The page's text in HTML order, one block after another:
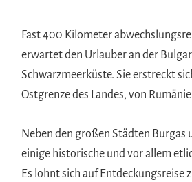
Fast 400 Kilometer
erwartet den Urlauber an der
Schwarzmeerküste. Sie erstreckt
Ostgrenze des Landes, von
Neben den großen Städten Burgas
einige historische und vor allem
Es lohnt sich auf Entdeckungsreise